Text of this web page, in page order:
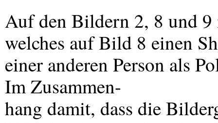
Auf den Bildern 2, 8 und 9
welches auf Bild 8 einen
einer anderen Person als
Im Zusammen-
hang damit, dass die